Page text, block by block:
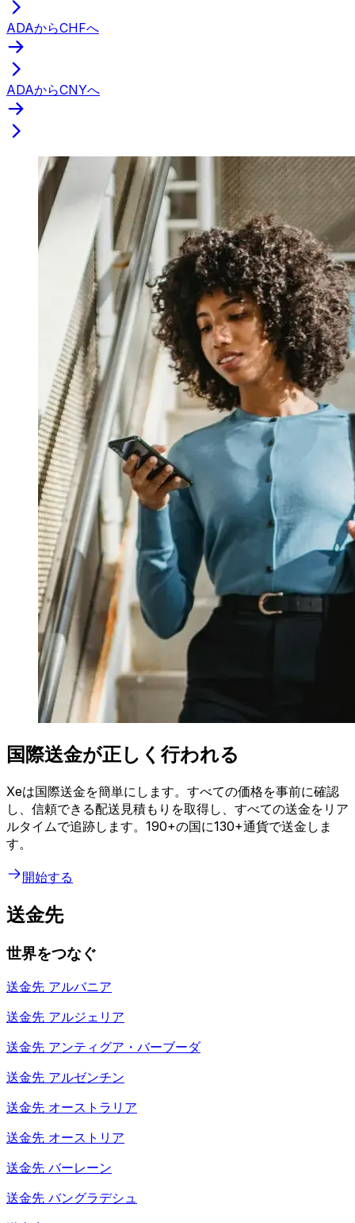
ADAからCHFへ
ADAからCNYへ
国際送金が正しく行われる
Xeは国際送金を簡単にします。すべての価格を事前に確認
し、信頼できる配送見積もりを取得し、すべての送金をリア
ルタイムで追跡します。190+の国に130+通貨で送金しま
す。
開始する
送金先
世界をつなぐ
送金先 アルバニア
送金先 アルジェリア
送金先 アンティグア・バーブーダ
送金先 アルゼンチン
送金先 オーストラリア
送金先 オーストリア
送金先 バーレーン
送金先 バングラデシュ